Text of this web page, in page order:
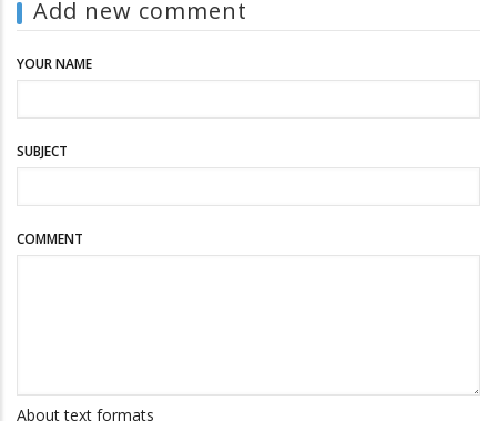
Add new comment
YOUR NAME
SUBJECT
COMMENT
About text formats